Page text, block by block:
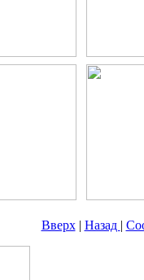
Вверх| Назад |